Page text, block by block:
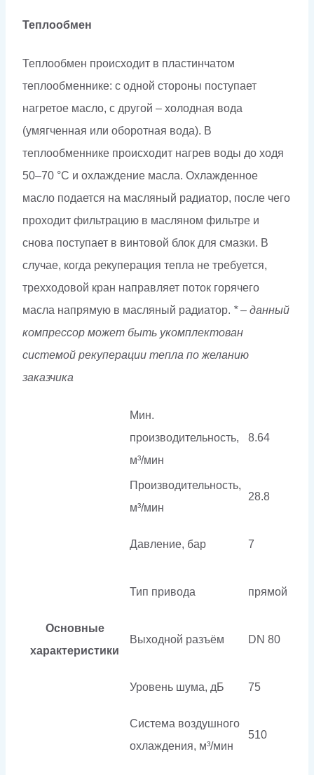
Теплообмен
Теплообмен происходит в пластинчатом
теплообменнике: с одной стороны поступает
нагретое масло, с другой – холодная вода
(умягченная или оборотная вода). В
теплообменнике происходит нагрев воды до ходя
50–70 °С и охлаждение масла. Охлажденное
масло подается на масляный радиатор, после чего
проходит фильтрацию в масляном фильтре и
снова поступает в винтовой блок для смазки. В
случае, когда рекуперация тепла не требуется,
трехходовой кран направляет поток горячего
масла напрямую в масляный радиатор. * – данный
компрессор может быть укомплектован
системой рекуперации тепла по желанию
заказчика
Основные
характеристики
Мин.
производительность,
м³/мин
8.64
Производительность,
м³/мин
28.8
Давление, бар 7
Тип привода прямой
Выходной разъём DN 80
Уровень шума, дБ 75
Система воздушного
охлаждения, м³/мин
510